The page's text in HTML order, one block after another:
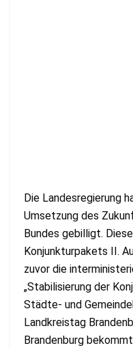
Die Landesregierung
Umsetzung des
Bundes gebilligt.
Konjunkturpakets II.
zuvor die
„Stabilisierung der
Städte- und
Landkreistag
Brandenburg